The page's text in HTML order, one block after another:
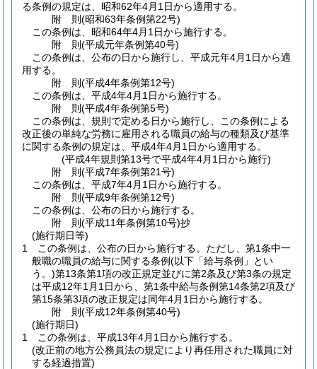
る条例の規定は、昭和62年4月1日から適用する。
附 則(昭和63年条例第22号)
この条例は、昭和64年4月1日から施行する。
附 則(平成元年条例第40号)
この条例は、公布の日から施行し、平成元年4月1日から適
用する。
附 則(平成4年条例第12号)
この条例は、平成4年4月1日から施行する。
附 則(平成4年条例第5号)
この条例は、規則で定める日から施行し、この条例による
改正後の単純な労務に雇用される職員の給与の種類及び基準
に関する条例の規定は、平成4年4月1日から適用する。
(平成4年規則第13号で平成4年4月1日から施行)
附 則(平成7年条例第21号)
この条例は、平成7年4月1日から施行する。
附 則(平成9年条例第12号)
この条例は、公布の日から施行する。
附 則(平成11年条例第10号)抄
(施行期日等)
1
この条例は、公布の日から施行する。 ただし、第1条中一
般職の職員の給与に関する条例(以下「給与条例」とい
う。)第13条第1項の改正規定並びに第2条及び第3条の規定
は平成12年1月1日から、第1条中給与条例第14条第2項及び
第15条第3項の改正規定は同年4月1日から施行する。
附 則(平成12年条例第40号)
(施行期日)
1
この条例は、平成13年4月1日から施行する。
(改正前の地方公務員法の規定により再任用された職員に対
する経過措置)